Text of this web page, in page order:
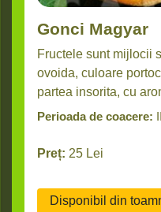
Gonci Magyar
Fructele sunt mijlocii
ovoida, culoare
partea insorita, cu
Perioada de coacere:
Preț: 25 Lei
Disponibil din